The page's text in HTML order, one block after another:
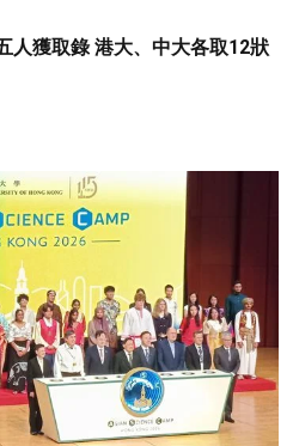
人獲取錄 港大、中大各取12狀